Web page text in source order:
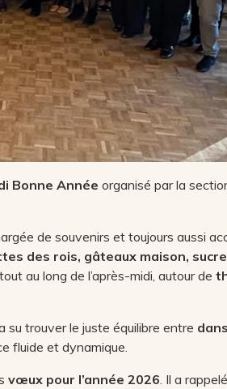
Bonne Année organisé par la
de souvenirs et toujours aussi
des rois, gâteaux maison,
au long de l’après-midi, autour de
a su trouver le juste équilibre entre
fluide et dynamique.
vœux pour l’année 2026 . Il a